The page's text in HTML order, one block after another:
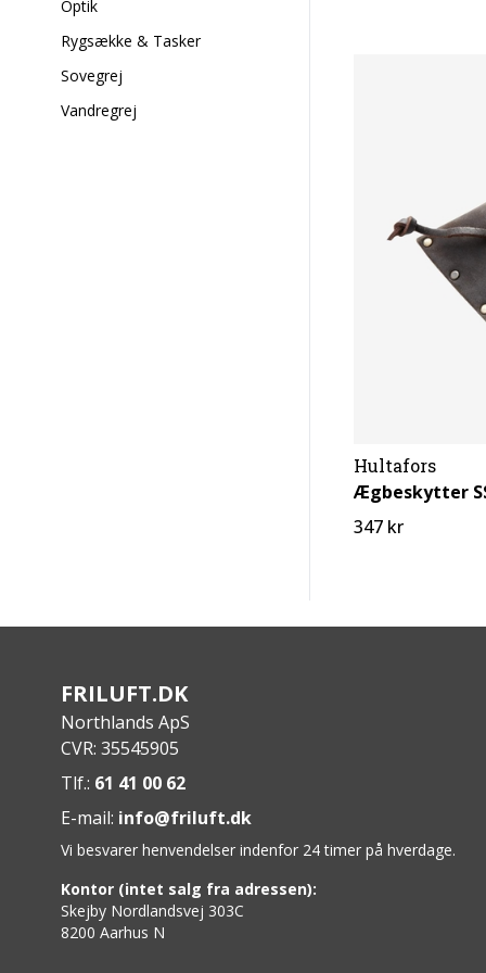
Optik
Rygsække & Tasker
Sovegrej
Vandregrej
Hultafors
Ægbeskytter
347 kr
FRILUFT.DK
Northlands ApS
CVR: 35545905
Tlf.: 61 41 00 62
E-mail: info@friluft.dk
Vi besvarer henvendelser indenfor 24 timer på hverdage.
Kontor (intet salg fra adressen):
Skejby Nordlandsvej 303C
8200 Aarhus N